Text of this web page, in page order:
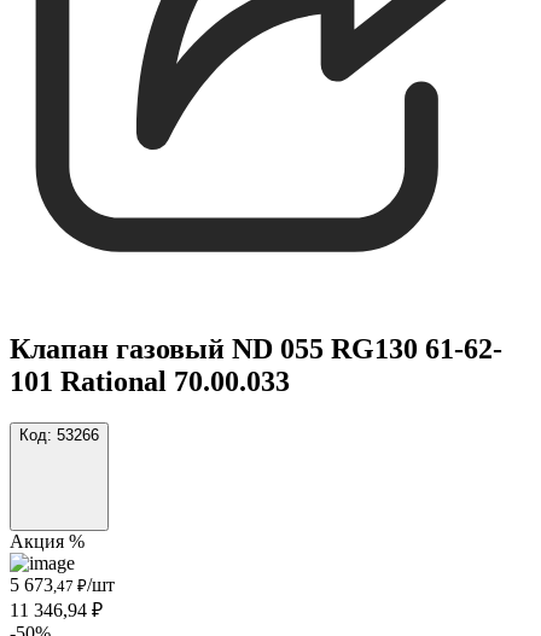
Клапан газовый ND 055 RG130 61-62-
101 Rational 70.00.033
Код: 53266
Акция %
5 673 ,47 ₽/шт
11 346,94 ₽